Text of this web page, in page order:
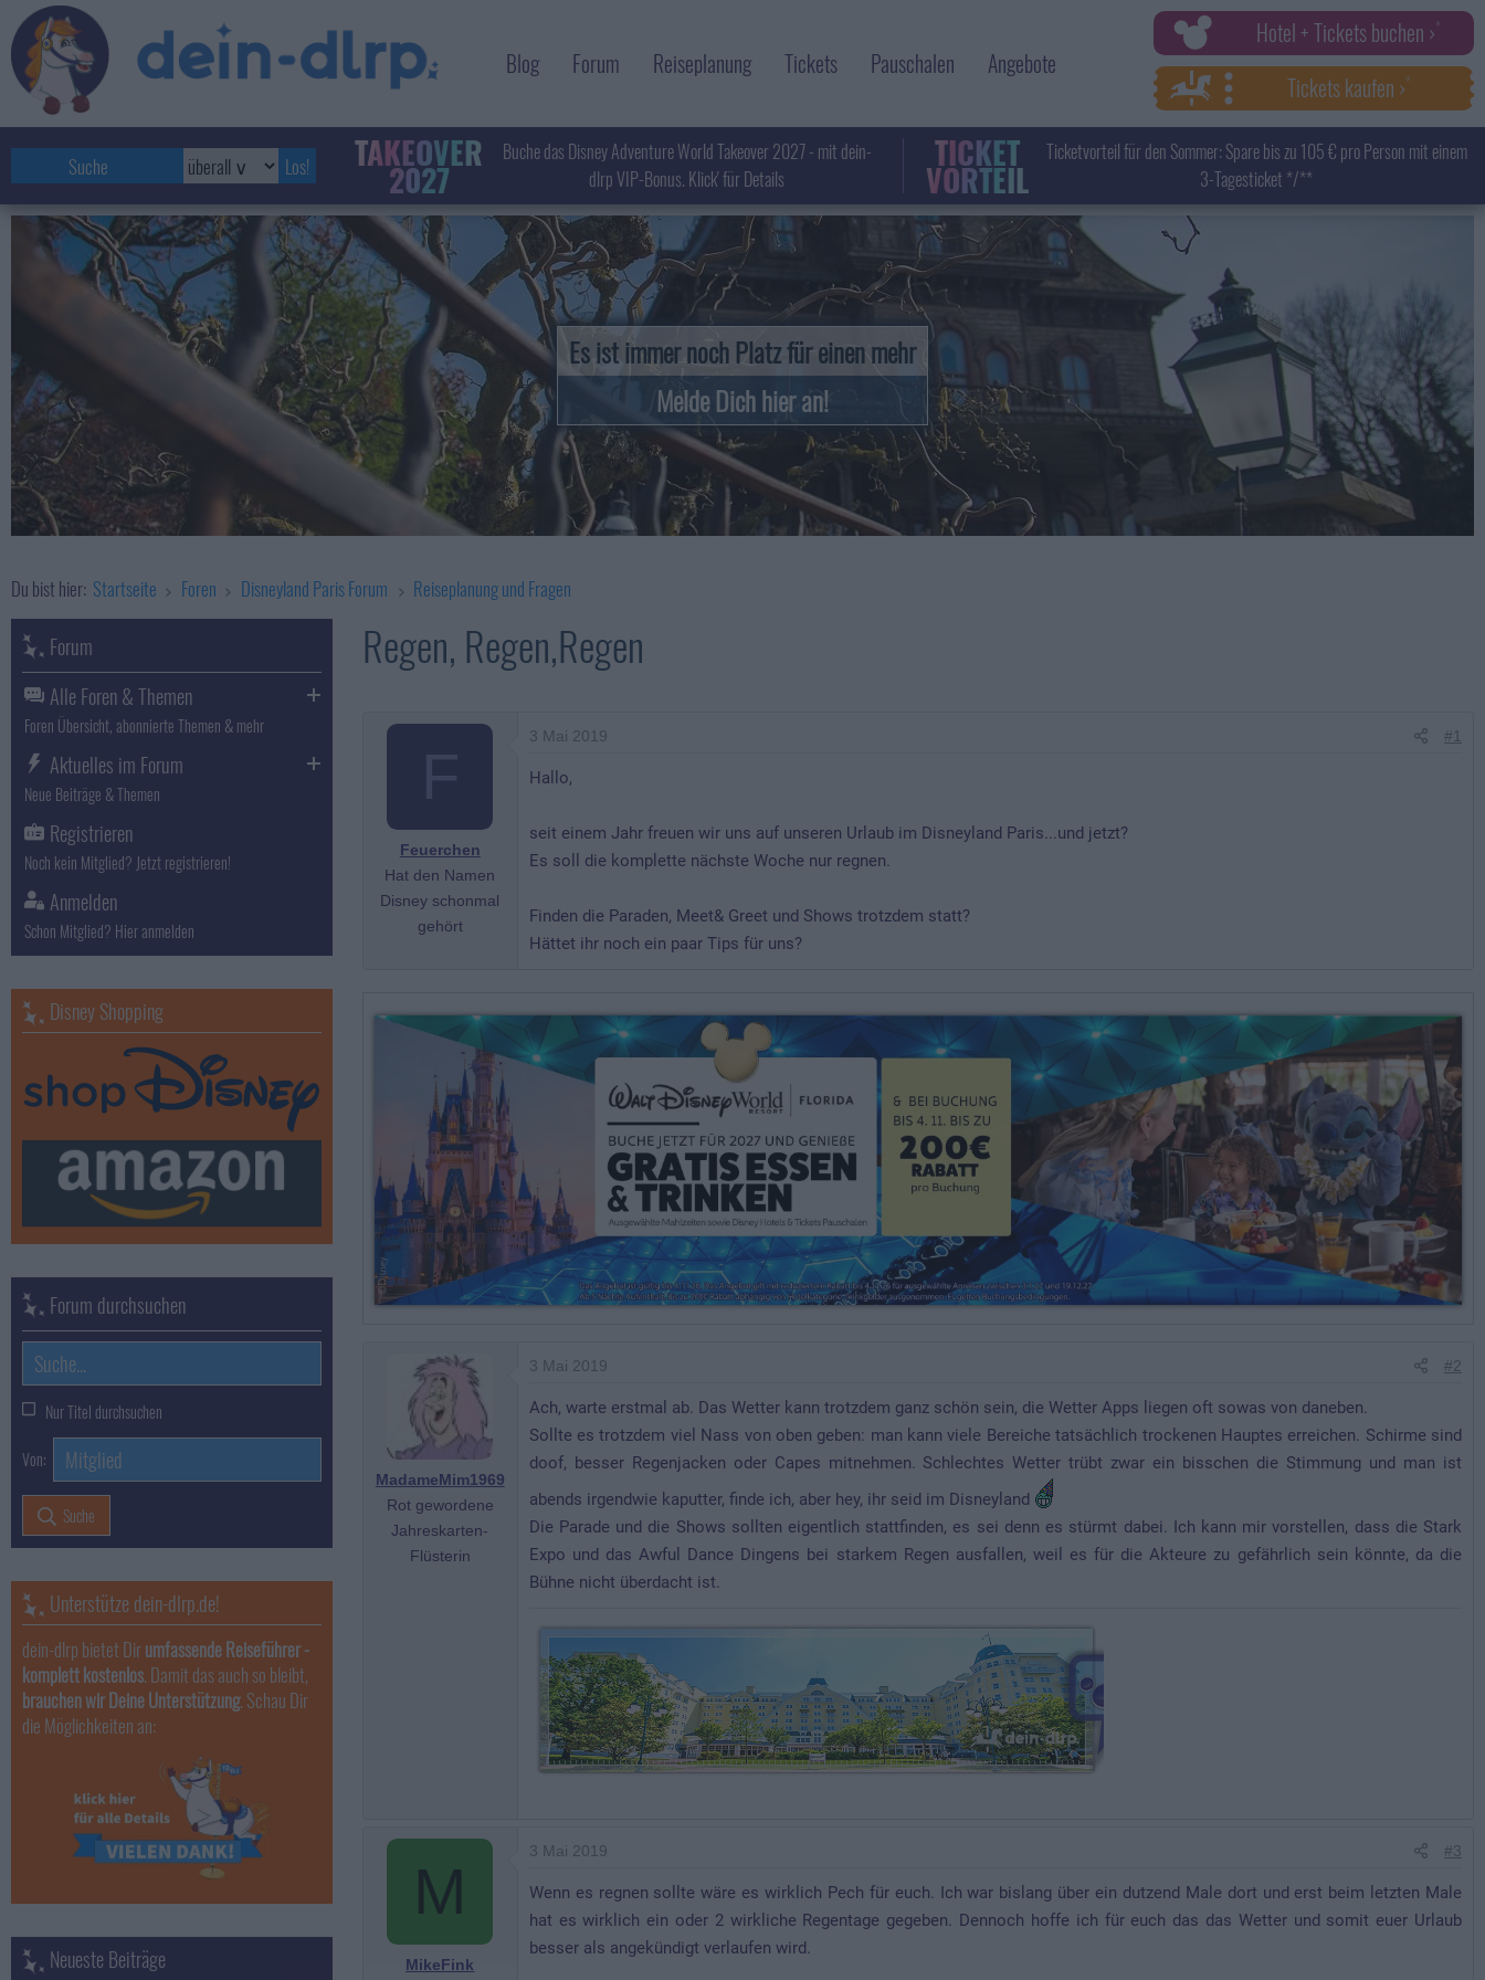
Blog Forum Reiseplanung Tickets Pauschalen Angebote
Hotel + Tickets buchen ›
Tickets kaufen ›
TAKEOVER
2027
Buche das Disney Adventure World Takeover 2027 - mit dein-
dlrp VIP-Bonus. Klick' für Details
TICKET
VORTEIL
Ticketvorteil für den Sommer: Spare bis zu 105 € pro Person mit einem
3-Tagesticket */**
Es ist immer noch Platz für einen mehr
Melde Dich hier an!
Du bist hier: Startseite Foren Disneyland Paris Forum Reiseplanung und Fragen
Regen, Regen,Regen
Feuerchen
Hat den Namen
Disney schonmal
gehört
3 Mai 2019 #1
Hallo,
seit einem Jahr freuen wir uns auf unseren Urlaub im Disneyland Paris...und jetzt?
Es soll die komplette nächste Woche nur regnen.
Finden die Paraden, Meet& Greet und Shows trotzdem statt?
Hättet ihr noch ein paar Tips für uns?
MadameMim1969
Rot gewordene
Jahreskarten-
Flüsterin
3 Mai 2019 #2
Ach, warte erstmal ab. Das Wetter kann trotzdem ganz schön sein, die Wetter Apps liegen oft sowas von daneben.
Sollte es trotzdem viel Nass von oben geben: man kann viele Bereiche tatsächlich trockenen Hauptes erreichen. Schirme sind
doof, besser Regenjacken oder Capes mitnehmen. Schlechtes Wetter trübt zwar ein bisschen die Stimmung und man ist
abends irgendwie kaputter, finde ich, aber hey, ihr seid im Disneyland
Die Parade und die Shows sollten eigentlich stattfinden, es sei denn es stürmt dabei. Ich kann mir vorstellen, dass die Stark
Expo und das Awful Dance Dingens bei starkem Regen ausfallen, weil es für die Akteure zu gefährlich sein könnte, da die
Bühne nicht überdacht ist.
M
MikeFink
3 Mai 2019 #3
Wenn es regnen sollte wäre es wirklich Pech für euch. Ich war bislang über ein dutzend Male dort und erst beim letzten Male
hat es wirklich ein oder 2 wirkliche Regentage gegeben. Dennoch hoffe ich für euch das das Wetter und somit euer Urlaub
besser als angekündigt verlaufen wird.
Forum
Alle Foren & Themen
Foren Übersicht, abonnierte Themen & mehr
Aktuelles im Forum
Neue Beiträge & Themen
Registrieren
Noch kein Mitglied? Jetzt registrieren!
Anmelden
Schon Mitglied? Hier anmelden
Disney Shopping
Forum durchsuchen
Nur Titel durchsuchen
Von:
Suche
Unterstütze dein-dlrp.de!
dein-dlrp bietet Dirumfassende Reiseführer -
komplett kostenlos. Damit das auch so bleibt,
brauchen wir Deine Unterstützung. Schau Dir
die Möglichkeiten an:
Neueste Beiträge